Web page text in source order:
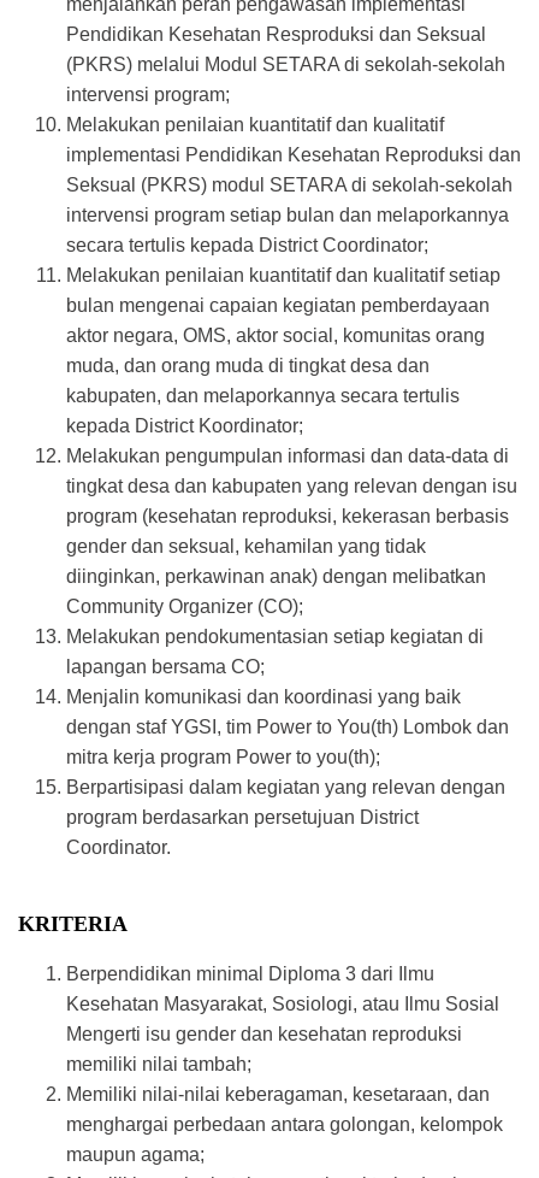
menjalankan peran pengawasan implementasi
Pendidikan Kesehatan Resproduksi dan Seksual
(PKRS) melalui Modul SETARA di sekolah-sekolah
intervensi program;
Melakukan penilaian kuantitatif dan kualitatif
implementasi Pendidikan Kesehatan Reproduksi dan
Seksual (PKRS) modul SETARA di sekolah-sekolah
intervensi program setiap bulan dan melaporkannya
secara tertulis kepada District Coordinator;
Melakukan penilaian kuantitatif dan kualitatif setiap
bulan mengenai capaian kegiatan pemberdayaan
aktor negara, OMS, aktor social, komunitas orang
muda, dan orang muda di tingkat desa dan
kabupaten, dan melaporkannya secara tertulis
kepada District Koordinator;
Melakukan pengumpulan informasi dan data-data di
tingkat desa dan kabupaten yang relevan dengan isu
program (kesehatan reproduksi, kekerasan berbasis
gender dan seksual, kehamilan yang tidak
diinginkan, perkawinan anak) dengan melibatkan
Community Organizer (CO);
Melakukan pendokumentasian setiap kegiatan di
lapangan bersama CO;
Menjalin komunikasi dan koordinasi yang baik
dengan staf YGSI, tim Power to You(th) Lombok dan
mitra kerja program Power to you(th);
Berpartisipasi dalam kegiatan yang relevan dengan
program berdasarkan persetujuan District
Coordinator.
KRITERIA
Berpendidikan minimal Diploma 3 dari Ilmu
Kesehatan Masyarakat, Sosiologi, atau Ilmu Sosial
Mengerti isu gender dan kesehatan reproduksi
memiliki nilai tambah;
Memiliki nilai-nilai keberagaman, kesetaraan, dan
menghargai perbedaan antara golongan, kelompok
maupun agama;